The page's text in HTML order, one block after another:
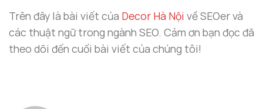
Trên đây là bài viết của Decor Hà Nội về SEOer và
các thuật ngữ trong ngành SEO. Cảm ơn bạn đọc đã
theo dõi đến cuối bài viết của chúng tôi!